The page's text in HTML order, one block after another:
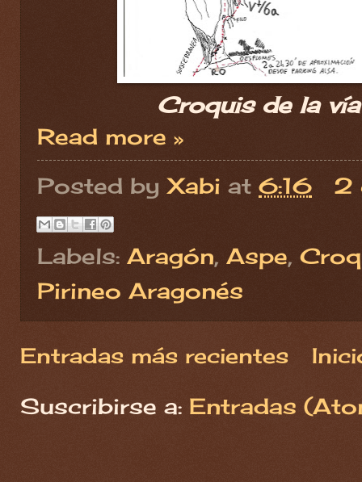
Croquis de la
Read more »
Posted byXabi at 6:16 2
Labels: Aragón, Aspe,
Pirineo Aragonés
Entradas más recientes
Suscribirse a: Entradas